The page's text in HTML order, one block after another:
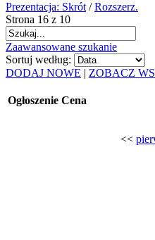
Prezentacja: Skrót /Rozszerz.
Strona 16 z 10
Zaawansowane szukanie
Sortuj według:
DODAJ NOWE | ZOBACZ
Ogłoszenie Cena
<<